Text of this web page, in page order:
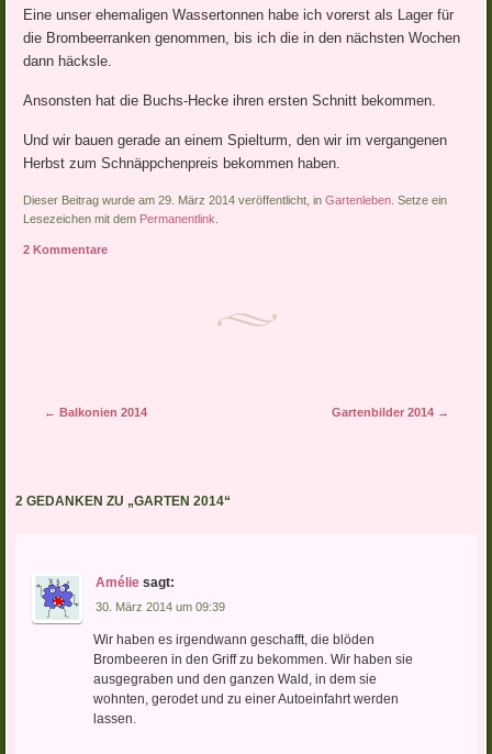
Eine unser ehemaligen Wassertonnen habe ich vorerst als Lager für
die Brombeerranken genommen, bis ich die in den nächsten Wochen
dann häcksle.
Ansonsten hat die Buchs-Hecke ihren ersten Schnitt bekommen.
Und wir bauen gerade an einem Spielturm, den wir im vergangenen
Herbst zum Schnäppchenpreis bekommen haben.
Dieser Beitrag wurde am 29. März 2014 veröffentlicht, inGartenleben . Setze ein
Lesezeichen mit dem Permanentlink
2 Kommentare
Artikel-Navigation
← Balkonien 2014 Gartenbilder 2014 →
2 GEDANKEN ZU „GARTEN 2014“
Amélie sagt:
30. März 2014 um 09:39
Wir haben es irgendwann geschafft, die blöden
Brombeeren in den Griff zu bekommen. Wir haben sie
ausgegraben und den ganzen Wald, in dem sie
wohnten, gerodet und zu einer Autoeinfahrt werden
lassen.